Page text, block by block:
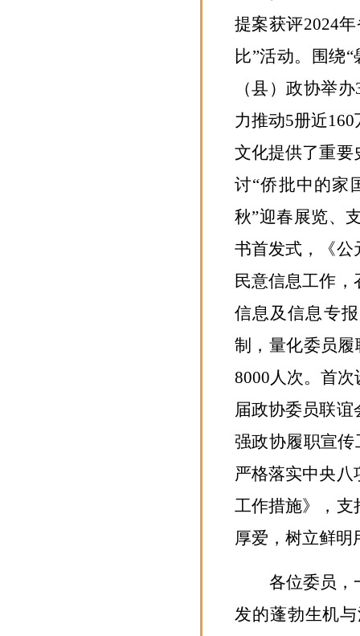
提案获评2024年
比”活动。
围绕“
（县）政协举办
力推动5册近160
文化提供了重要
讨“侨批中的家
秋”迎春展览、
书首发式，《公
民意信息工作，
信息及信息专报
制 ，量化委员履
8000人次。 首次
届政协委员联
强政协履职宣传
严格落实中央
工作措施》， 支
厚爱，树立鲜明
各位委员，
发的蓬勃生机